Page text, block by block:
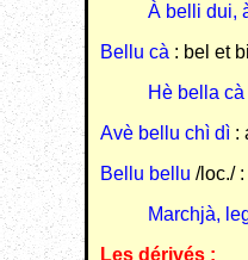
À belli dui,
Bellu cà : bel et
Hè bella
Avè bellu chì dì :
Bellu bellu /loc./
Marchjà,
Les dérivés :